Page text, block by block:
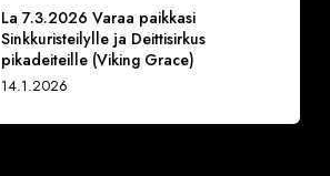
La 7.3.2026 Varaa paikkasi
Sinkkuristeilylle ja Deittisirkus
pikadeiteille (Viking Grace)
14.1.2026